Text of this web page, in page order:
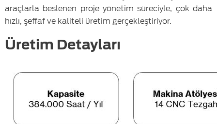
araçlarla beslenen proje yönetim süreciyle, çok daha
hızlı, şeffaf ve kaliteli üretim gerçekleştiriyor.
Üretim Detayları